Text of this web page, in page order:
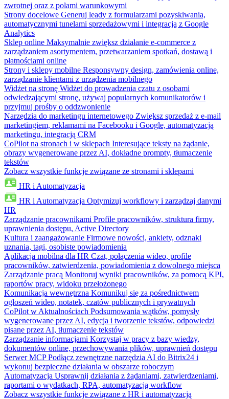
zwrotnej oraz z polami warunkowymi
Strony docelowe Generuj leady z formularzami pozyskiwania,
automatycznymi tunelami sprzedażowymi i integracją z Google
Analytics
Sklep online Maksymalnie zwiększ działanie e-commerce z
zarządzaniem asortymentem, przetwarzaniem spotkań, dostawą i
płatnościami online
Strony i sklepy mobilne Responsywny design, zamówienia online,
zarządzanie klientami z urządzenia mobilnego
Widżet na stronę Widżet do prowadzenia czatu z osobami
odwiedzającymi stronę, używaj popularnych komunikatorów i
przyjmuj prośby o oddzwonienie
Narzędzia do marketingu internetowego Zwiększ sprzedaż z e-mail
marketingiem, reklamami na Facebooku i Google, automatyzacją
marketingu, integracją CRM
CoPilot na stronach i w sklepach Interesujące teksty na żądanie,
obrazy wygenerowane przez AI, dokładne prompty, tłumaczenie
tekstów
Zobacz wszystkie funkcje związane ze stronami i sklepami
HR i Automatyzacja
HR i Automatyzacja Optymizuj workflowy i zarządzaj danymi
HR
Zarządzanie pracownikami Profile pracowników, struktura firmy,
uprawnienia dostępu, Active Directory
Kultura i zaangażowanie Firmowe nowości, ankiety, odznaki
uznania, tagi, osobiste powiadomienia
Aplikacja mobilna dla HR Czat, połączenia wideo, profile
pracowników, zatwierdzenia, powiadomienia z dowolnego miejsca
Zarządzanie pracą Monitoruj wyniki pracowników, za pomocą KPI,
raportów pracy, widoku przełożonego
Komunikacja wewnętrzna Komunikuj się za pośrednictwem
ogłoszeń wideo, notatek, czatów publicznych i prywatnych
CoPilot w Aktualnościach Podsumowania wątków, pomysły
wygenerowane przez AI, edycja i tworzenie tekstów, odpowiedzi
pisane przez AI, tłumaczenie tekstów
Zarządzanie informacjami Korzystaj w pracy z bazy wiedzy,
dokumentów online, przechowywania plików, uprawnień dostępu
Serwer MCP Podłącz zewnętrzne narzędzia AI do Bitrix24 i
wykonuj bezpieczne działania w obszarze roboczym
Automatyzacja Usprawnij działania z żądaniami, zatwierdzeniami,
raportami o wydatkach, RPA, automatyzacją workflow
Zobacz wszystkie funkcje związane z HR i automatyzacją